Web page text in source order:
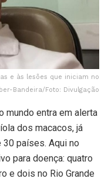
e às lesões que iniciam no
Bandeira/Foto: Divulgação
mundo entra em alerta
dos macacos, já
países. Aqui no
para doença: quatro
e dois no Rio Grande